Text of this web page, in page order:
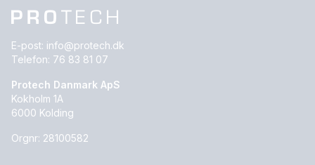
E-post: info@protech.dk
Telefon: 76 83 81 07
Protech Danmark ApS
Kokholm 1A
6000 Kolding
Orgnr: 28100582